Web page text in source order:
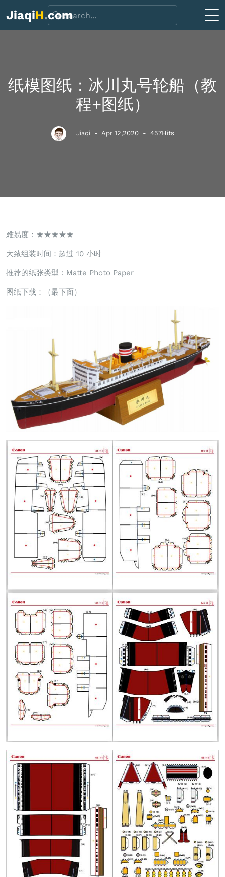
JiaqiH.com
纸模图纸：冰川丸号轮船（教
程+图纸）
Jiaqi - Apr 12,2020 - 457Hits
难易度：★★★★★
大致组装时间：超过 10 小时
推荐的纸张类型：Matte Photo Paper
图纸下载：（最下面）